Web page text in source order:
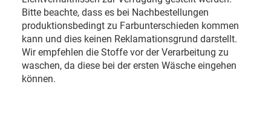
Bitte beachte, dass es bei Nachbestellungen
produktionsbedingt zu Farbunterschieden kommen
kann und dies keinen Reklamationsgrund darstellt.
Wir empfehlen die Stoffe vor der Verarbeitung zu
waschen, da diese bei der ersten Wäsche eingehen
können.